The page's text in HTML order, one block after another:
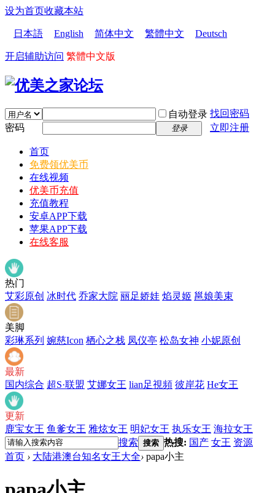
设为首页收藏本站
日本語 English 简体中文 繁體中文 Deutsch
开启辅助访问 繁體中文版
自动登录 找回密码
密码
登录 立即注册
首页
免费领优美币
在线视频
优美币充值
充值教程
安卓APP下载
苹果APP下载
在线客服
热门
艾彩原创 冰时代 乔家大院 丽足娇娃 焰灵姬 邕娘美束
美脚
彩琳系列 婉慈Icon 栖心之栈 凤仪亭 松岛女神 小妮原创
最新
国内综合 超S·联盟 艾娜女王 lian足視頻 彼岸花 He女王
更新
鹿宝女王 鱼爹女王 雅炫女王 明妃女王 执乐女王 海拉女王
搜索 搜索 热搜: 国产 女王 资源
首页 › 大陆港澳台知名女王大全› papa小主